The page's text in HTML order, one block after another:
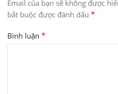
Email của bạn sẽ không được
bắt buộc được đánh dấu *
Bình luận *